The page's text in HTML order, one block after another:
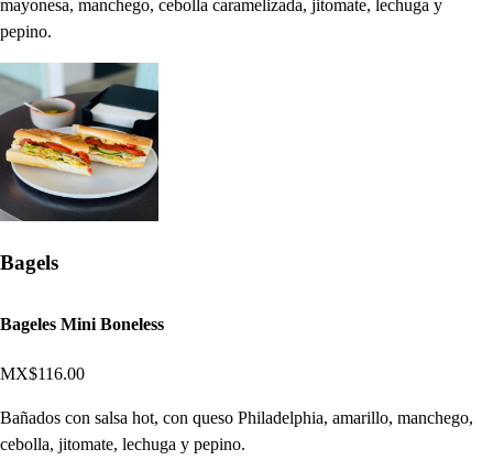
mayonesa, manchego, cebolla caramelizada, jitomate, lechuga y
pepino.
Bagels
Bageles Mini Boneless
MX$116.00
Bañados con salsa hot, con queso Philadelphia, amarillo, manchego,
cebolla, jitomate, lechuga y pepino.